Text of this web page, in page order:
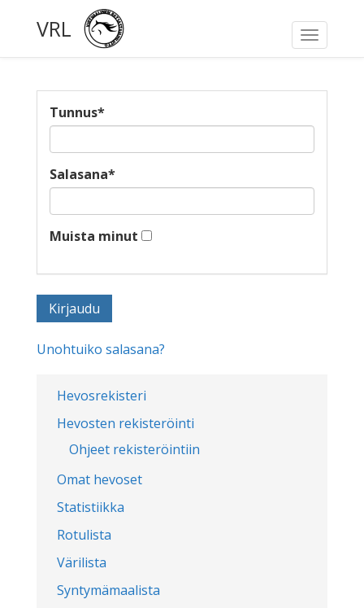
Toggle
VRL
Hevosrekisteri
Hevosten rekisteröinti
Ohjeet rekisteröintiin
Omat hevoset
Statistiikka
Rotulista
Värilista
Syntymämaalista
Tunnus*
Salasana*
Muista minut
Unohtuiko salasana?